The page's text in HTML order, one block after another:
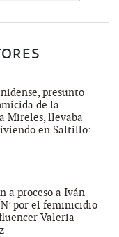
presunto
de la
Mireles, llevaba
en Saltillo:
a proceso a Iván
por el feminicidio
Valeria